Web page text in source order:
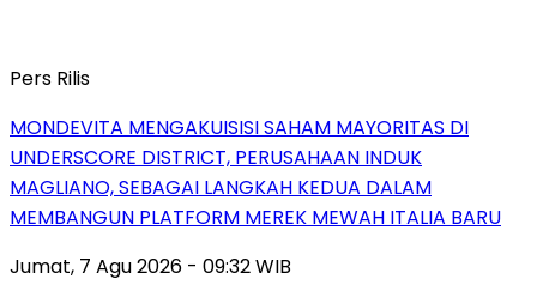
Pers Rilis
MONDEVITA MENGAKUISISI SAHAM MAYORITAS DI
UNDERSCORE DISTRICT, PERUSAHAAN INDUK
MAGLIANO, SEBAGAI LANGKAH KEDUA DALAM
MEMBANGUN PLATFORM MEREK MEWAH ITALIA BARU
Jumat, 7 Agu 2026 - 09:32 WIB